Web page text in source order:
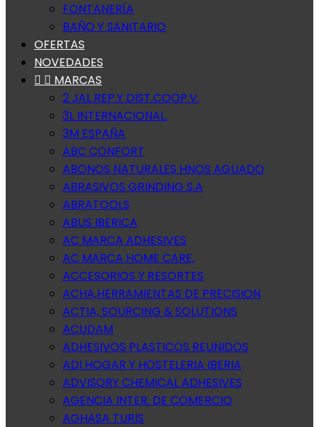
FONTANERÍA
BAÑO Y SANITARIO
OFERTAS
NOVEDADES
  MARCAS
2 JAL REP.Y DIST.COOP.V.
3L INTERNACIONAL.
3M ESPAÑA
ABC CONFORT
ABONOS NATURALES HNOS AGUADO
ABRASIVOS GRINDING S.A
ABRATOOLS
ABUS IBERICA
AC MARCA ADHESIVES
AC MARCA HOME CARE,
ACCESORIOS Y RESORTES
ACHA,HERRAMIENTAS DE PRECISION
ACTIA, SOURCING & SOLUTIONS
ACUDAM
ADHESIVOS PLASTICOS REUNIDOS
ADI HOGAR Y HOSTELERIA IBERIA
ADVISORY CHEMICAL ADHESIVES
AGENCIA INTER. DE COMERCIO
AGHASA TURIS